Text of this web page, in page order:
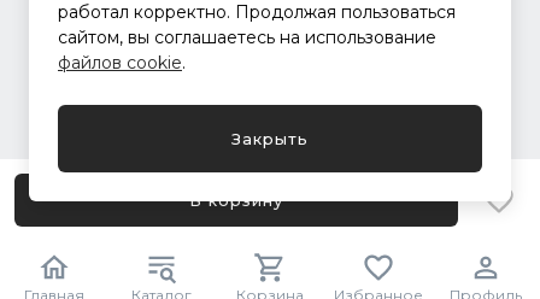
Главная Каталог Корзина Избранное Профиль
В корзину
Политика конфиденциальности
работал корректно. Продолжая пользоваться
сайтом, вы соглашаетесь на использование
файлов cookie.
Закрыть